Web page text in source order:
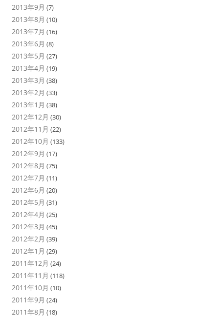
2013年9月 (7)
2013年8月 (10)
2013年7月 (16)
2013年6月 (8)
2013年5月 (27)
2013年4月 (19)
2013年3月 (38)
2013年2月 (33)
2013年1月 (38)
2012年12月 (30)
2012年11月 (22)
2012年10月 (133)
2012年9月 (17)
2012年8月 (75)
2012年7月 (11)
2012年6月 (20)
2012年5月 (31)
2012年4月 (25)
2012年3月 (45)
2012年2月 (39)
2012年1月 (29)
2011年12月 (24)
2011年11月 (118)
2011年10月 (10)
2011年9月 (24)
2011年8月 (18)